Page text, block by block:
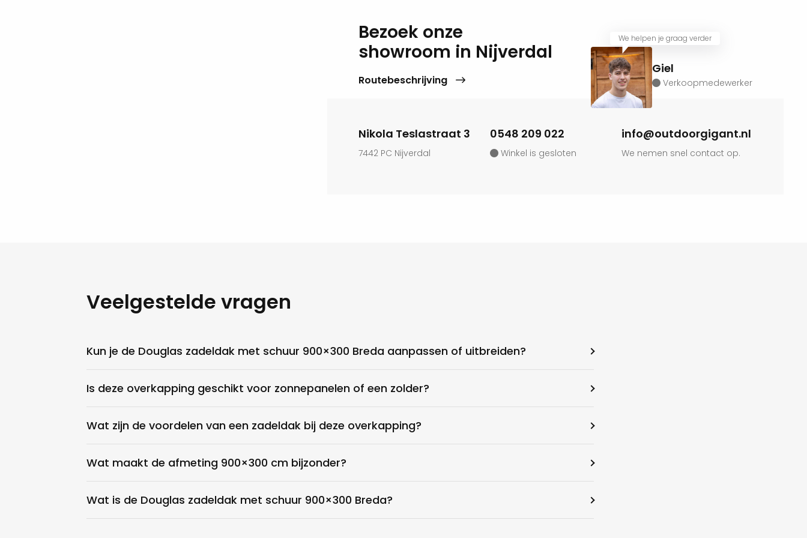
Staanders en liggers 20×20, waardoor grotere overspanningen mogelijk zijn
tuin geeft raden wij je aan om een kijkje te nemen in onze showroom, of te kijken
Zadeldak overkapping plaatsen?
Of de overkapping te laten plaatsen door een externe partij. Outdoor Gigant
bedrijven zijn gespecialiseerd in dit vak. Ze werken snel en leveren erg goed
Extra service
Bezoek onze
showroom in Nijverdal
Routebeschrijving
We helpen je graag verder
Giel
Verkoopmedewerker
Nikola Teslastraat 3
7442 PC Nijverdal
0548 209 022
Winkel is gesloten
info@outdoorgigant.nl
We nemen snel contact op.
Veelgestelde vragen
Kun je de Douglas zadeldak met schuur 900×300 Breda aanpassen of uitbreiden?
Is deze overkapping geschikt voor zonnepanelen of een zolder?
Wat zijn de voordelen van een zadeldak bij deze overkapping?
Wat maakt de afmeting 900×300 cm bijzonder?
Wat is de Douglas zadeldak met schuur 900×300 Breda?